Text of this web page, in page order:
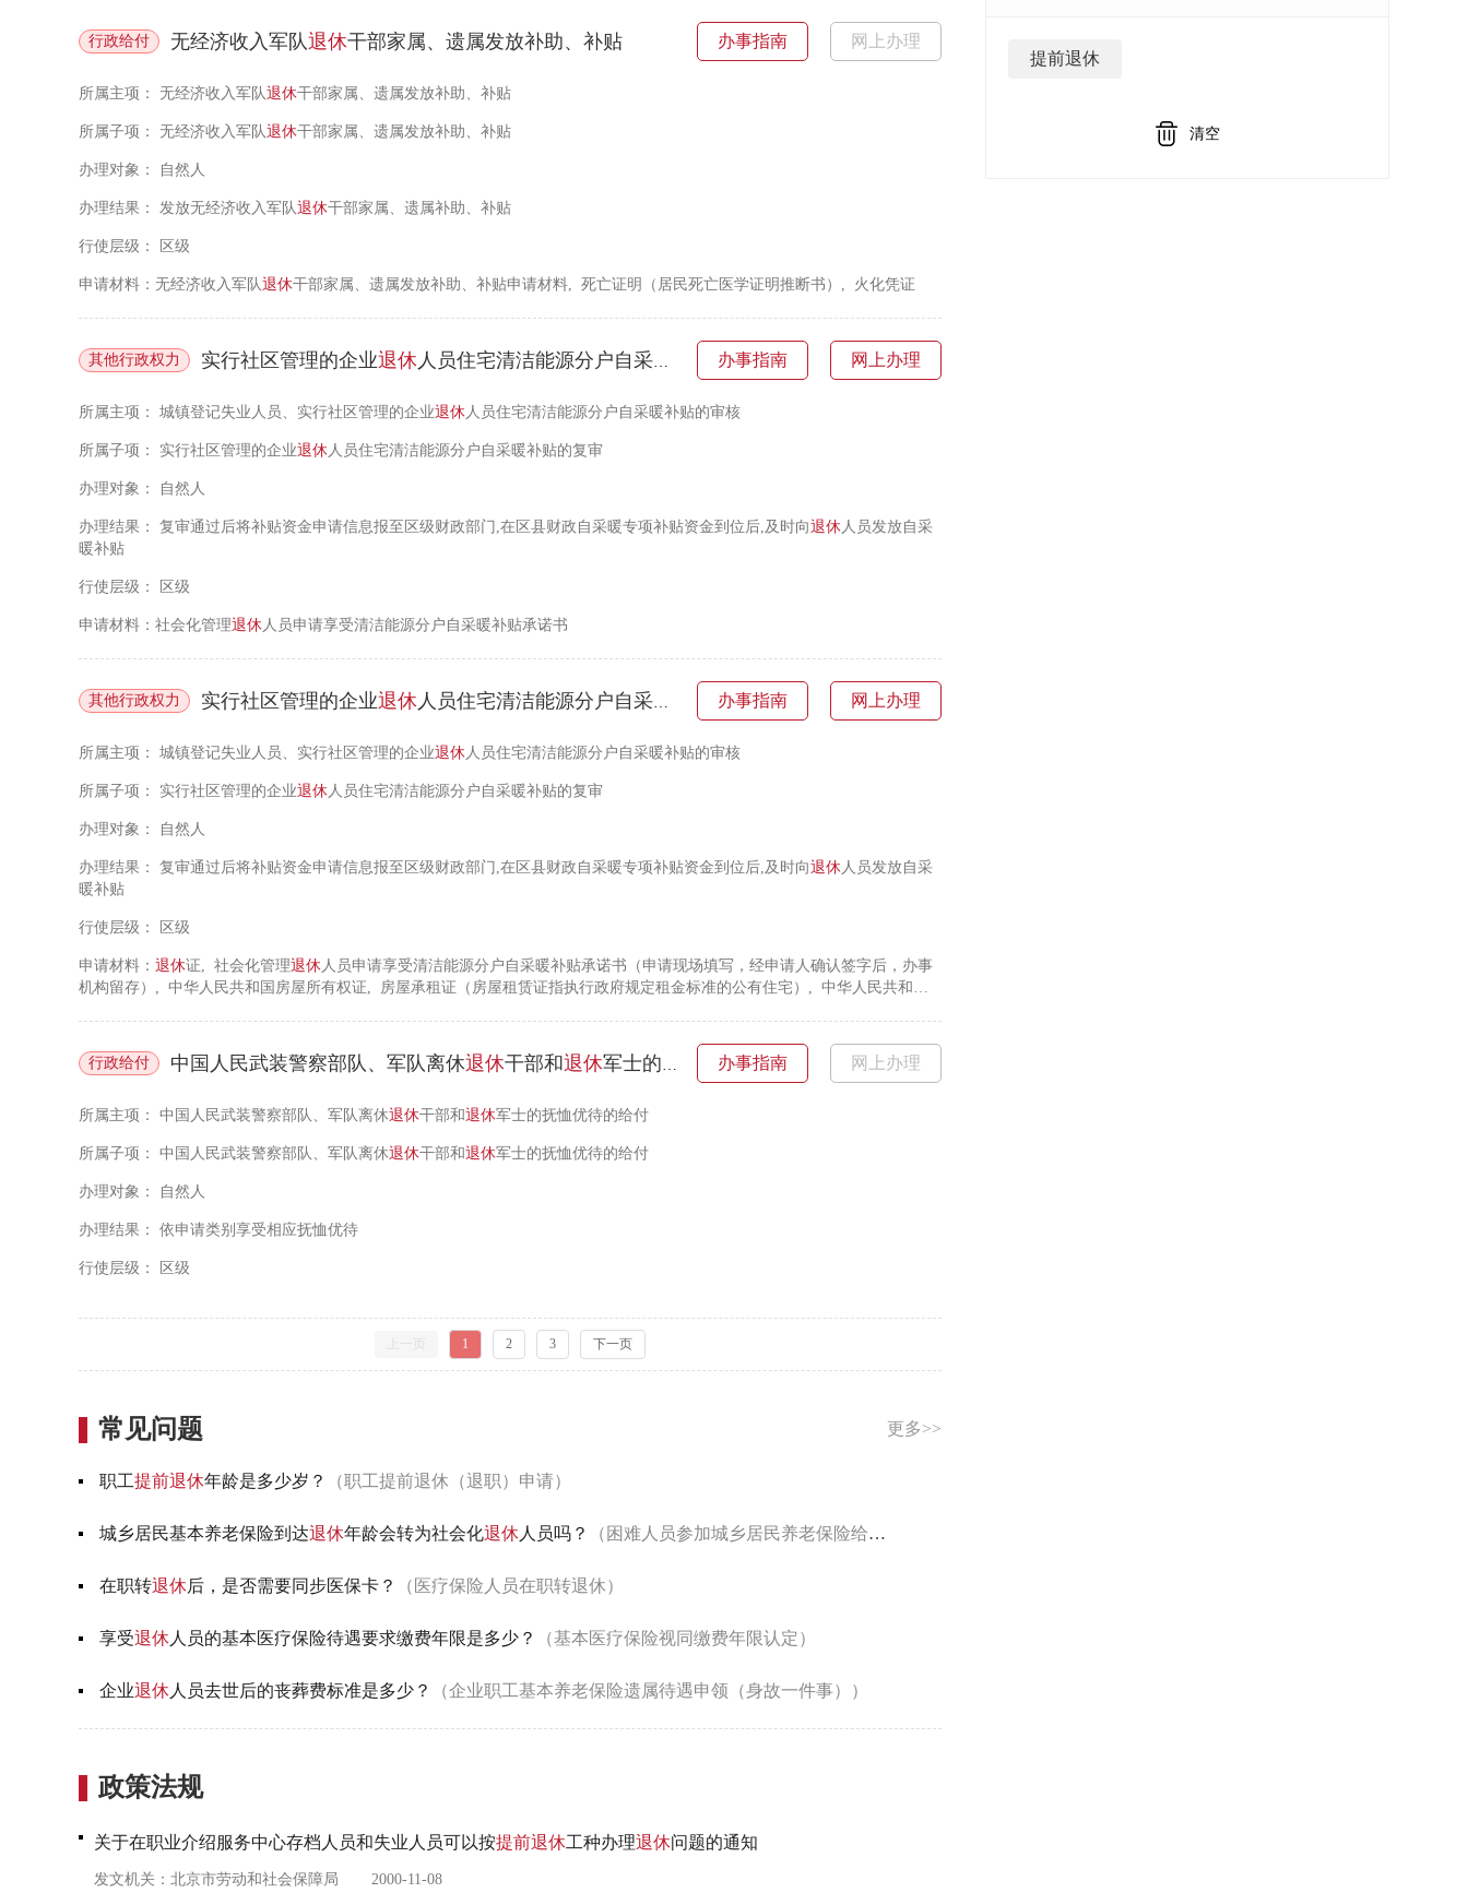
行政给付 无经济收入军队退休干部家属、遗属发放补助、补贴 办事指南 网上办理
所属主项： 无经济收入军队退休干部家属、遗属发放补助、补贴
所属子项： 无经济收入军队退休干部家属、遗属发放补助、补贴
办理对象： 自然人
办理结果： 发放无经济收入军队退休干部家属、遗属补助、补贴
行使层级： 区级
申请材料：无经济收入军队退休干部家属、遗属发放补助、补贴申请材料, 死亡证明（居民死亡医学证明推断书）, 火化凭证
其他行政权力 实行社区管理的企业退休人员住宅清洁能源分户自采暖补贴的复审—符合条件再次申请且信息未发生变化的申请 办事指南 网上办理
所属主项： 城镇登记失业人员、实行社区管理的企业退休人员住宅清洁能源分户自采暖补贴的审核
所属子项： 实行社区管理的企业退休人员住宅清洁能源分户自采暖补贴的复审
办理对象： 自然人
办理结果： 复审通过后将补贴资金申请信息报至区级财政部门,在区县财政自采暖专项补贴资金到位后,及时向退休人员发放自采
暖补贴
行使层级： 区级
申请材料：社会化管理退休人员申请享受清洁能源分户自采暖补贴承诺书
其他行政权力 实行社区管理的企业退休人员住宅清洁能源分户自采暖补贴的复审—符合条件的首次申请或信息发生变化的申请 办事指南 网上办理
所属主项： 城镇登记失业人员、实行社区管理的企业退休人员住宅清洁能源分户自采暖补贴的审核
所属子项： 实行社区管理的企业退休人员住宅清洁能源分户自采暖补贴的复审
办理对象： 自然人
办理结果： 复审通过后将补贴资金申请信息报至区级财政部门,在区县财政自采暖专项补贴资金到位后,及时向退休人员发放自采
暖补贴
行使层级： 区级
申请材料： 退休证, 社会化管理退休人员申请享受清洁能源分户自采暖补贴承诺书（申请现场填写，经申请人确认签字后，办事
机构留存）, 中华人民共和国房屋所有权证, 房屋承租证（房屋租赁证指执行政府规定租金标准的公有住宅）, 中华人民共和国
行政给付 中国人民武装警察部队、军队离休退休干部和退休军士的抚恤优待的给付 办事指南 网上办理
所属主项： 中国人民武装警察部队、军队离休退休干部和退休军士的抚恤优待的给付
所属子项： 中国人民武装警察部队、军队离休退休干部和退休军士的抚恤优待的给付
办理对象： 自然人
办理结果： 依申请类别享受相应抚恤优待
行使层级： 区级
1 2 3 下一页
常见问题 更多>>
职工提前退休年龄是多少岁？ （职工提前退休（退职）申请）
城乡居民基本养老保险到达退休年龄会转为社会化退休人员吗？ （困难人员参加城乡居民养老保险给予代缴保费-申请享受）
在职转退休后，是否需要同步医保卡？ （医疗保险人员在职转退休）
享受退休人员的基本医疗保险待遇要求缴费年限是多少？ （基本医疗保险视同缴费年限认定）
企业退休人员去世后的丧葬费标准是多少？ （企业职工基本养老保险遗属待遇申领（身故一件事））
政策法规
关于在职业介绍服务中心存档人员和失业人员可以按提前退休工种办理退休问题的通知
发文机关： 北京市劳动和社会保障局 2000-11-08
提前退休
清空